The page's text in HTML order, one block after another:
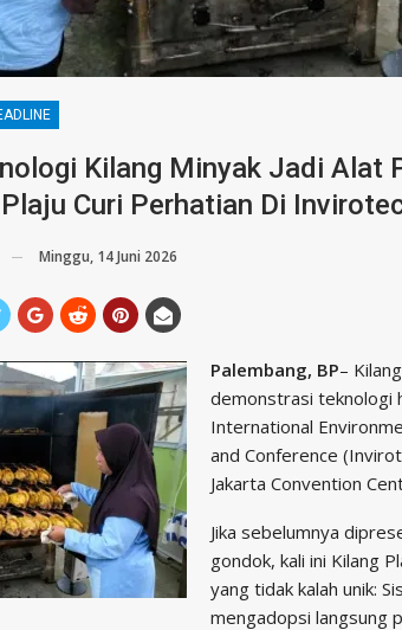
Kilang Minyak Jadi Alat
Curi Perhatian Di
Minggu, 14 Juni 2026
Palembang, BP–
demonstrasi teknologi
International
and Conference
Jakarta Convention
Jika sebelumnya
gondok, kali ini Kilang
yang tidak kalah unik:
mengadopsi langsung